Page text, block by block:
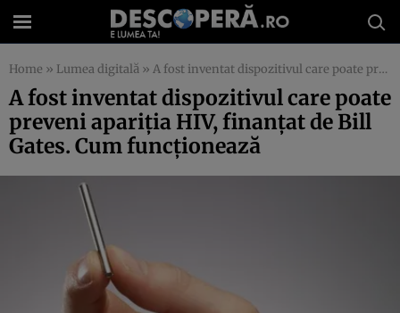
Home » Lumea digitală » A fost inventat dispozitivul care poate preveni apariţia HIV, finanţat de Bill Gates. Cum funcţionează
A fost inventat dispozitivul care poate
preveni apariţia HIV, finanţat de Bill
Gates. Cum funcţionează